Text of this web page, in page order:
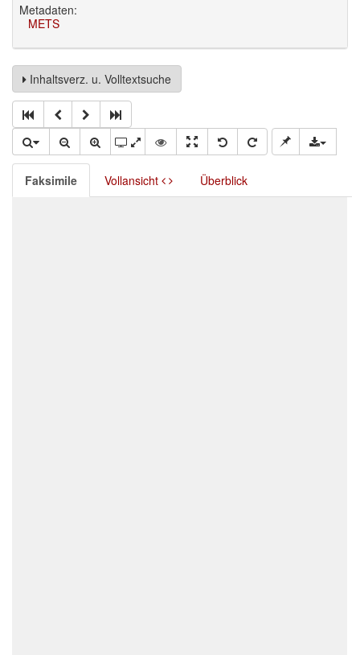
Metadaten:
METS
Inhaltsverz. u. Volltextsuche
Faksimile Vollansicht Überblick